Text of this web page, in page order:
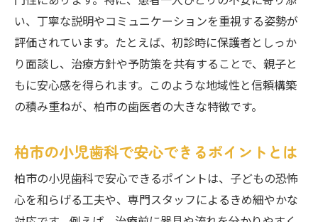
い、丁寧な説明やコミュニケーションを重視する姿勢が
評価されています。たとえば、初診時に保護者としっか
り面談し、治療方針や予防策を共有することで、親子と
もに安心感を得られます。このような地域性と信頼構築
の積み重ねが、柏市の歯医者の大きな特徴です。
柏市の小児歯科で安心できるポイントとは
柏市の小児歯科で安心できるポイントは、子どもの恐怖
心を和らげる工夫や、専門スタッフによるきめ細やかな